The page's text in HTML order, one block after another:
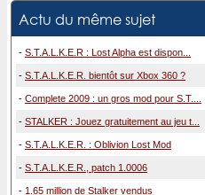
Actu du même sujet
- S.T.A.L.K.E.R : Lost Alpha est dispon...
- S.T.A.L.K.E.R. bientôt sur Xbox 360 ?
- Complete 2009 : un gros mod pour S.T....
- STALKER : Jouez gratuitement au jeu t...
- S.T.A.L.K.E.R. : Oblivion Lost Mod
- S.T.A.L.K.E.R., patch 1.0006
- 1.65 million de Stalker vendus